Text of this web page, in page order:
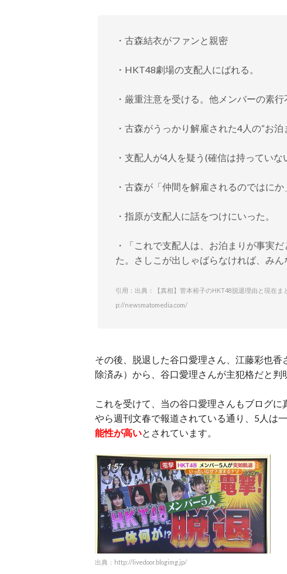
・古森結衣がファンと親密
・HKT48劇場の支配人にばれる。
・厳重注意を受ける。他メンバーの素行
・古森がうっかり解雇された4人の“お泊
・支配人が4人を疑う(確信は持っていな
・古森が「仲間を解雇されるのではに
・指原が支配人に話をつけにいった。
・「これで支配人は、お泊まりが事実
た。さしこが出しゃばらなければ、みん
引用：出典：【真相】菅本裕子のHKT48脱退理由と現在
p://newsmatomedia.com/
その後、脱退した谷口愛理さん、江藤彩也
除済み）から、谷口愛理さんが主犯格だと判
これを受けて、当の谷口愛理さんもブログ
やら週刊文春で報道されている通り、5人は
能性が高いとされています。
出典：http://livedoor.blogimg.jp/